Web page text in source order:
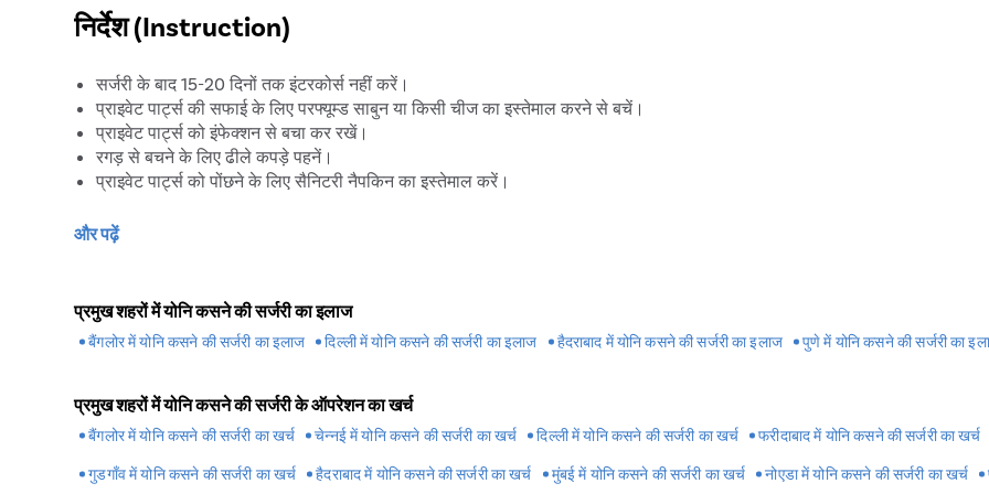
सेक्सुअल एक्टिविटी कर सकते हैं।
निर्देश (Instruction)
सर्जरी के बाद 15-20 दिनों तक इंटरकोर्स नहीं करें।
प्राइवेट पार्ट्स की सफाई के लिए परफ्यूम्ड साबुन या किसी चीज का इस्तेमाल करने से बचें।
प्राइवेट पार्ट्स को इंफेक्शन से बचा कर रखें।
रगड़ से बचने के लिए ढीले कपड़े पहनें।
प्राइवेट पार्ट्स को पोंछने के लिए सैनिटरी नैपकिन का इस्तेमाल करें।
प्रिस्टीन केयर रोहतक में दर्द रहित वैजिनोप्लास्टी सर्जरी
होती। योनि में ढीलेपन से सिर्फ यूरिन लीकेज ही नहीं यूरिन करते समय दर्द भी महसूस होता है। कई मामलों में ब्लैडर अपनी जगह से नीचे हट जाता है।
महिलाओं के लिए इस बारे में खुल कर बात करना मुश्किल होता है। अगर आपको योनि में ढीलापन महसूस होता है, तो रोहतक में वैजिनोप्लास्टी सर्जरी
वैजिनोप्लास्टी सर्जरी के विशेषज्ञ डॉक्टर से सलाह ली जा सकती है। रोहतक में Pristyn Care से जुड़े वैजिनोप्लास्टी के बेस्ट सर्जन मौजूद हैं। इनसे
रोहतक वैजिनोप्लास्टी सर्जरी का क्लीनिक है, जहां Patient के नाम और पहचान से जुड़े मामलों में गोपनीयता (Confidential) रखी जाती है।
वैजिनोप्लास्टी सर्जरी करवा सकती हैं। प्रिस्टीन केयर Patient के नाम और उनसे जुड़ी जानकारी के बारे में गोपनीयता और इलाज में सावधानियां बरतता
रोहतक में वैजिनोप्लास्टी सर्जरी के बाद फॉलोअप
और पढ़ें
प्रमुख शहरों में योनि कसने की सर्जरी का इलाज
बैंगलोर में योनि कसने की सर्जरी का इलाज दिल्ली में योनि कसने की सर्जरी का इलाज हैदराबाद में योनि कसने की सर्जरी का इलाज पुणे में योनि कसने की सर्जरी का
प्रमुख शहरों में योनि कसने की सर्जरी के ऑपरेशन का खर्च
बैंगलोर में योनि कसने की सर्जरी का खर्च चेन्नई में योनि कसने की सर्जरी का खर्च दिल्ली में योनि कसने की सर्जरी का खर्च फरीदाबाद में योनि कसने की सर्जरी का खर्च
गुडगाँव में योनि कसने की सर्जरी का खर्च हैदराबाद में योनि कसने की सर्जरी का खर्च मुंबई में योनि कसने की सर्जरी का खर्च नोएडा में योनि कसने की सर्जरी का खर्च